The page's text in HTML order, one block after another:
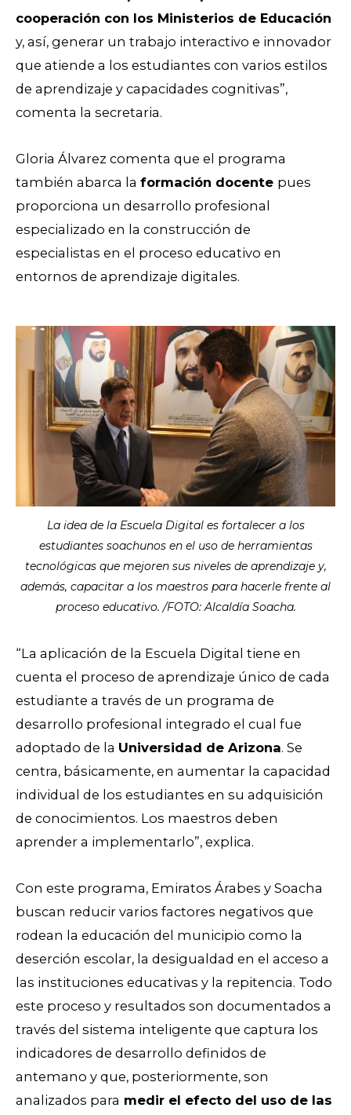
cooperación con los Ministerios de Educación
y, así, generar un trabajo interactivo e innovador
que atiende a los estudiantes con varios estilos
de aprendizaje y capacidades cognitivas”,
comenta la secretaria.
Gloria Álvarez comenta que el programa
también abarca la formación docente pues
proporciona un desarrollo profesional
especializado en la construcción de
especialistas en el proceso educativo en
entornos de aprendizaje digitales.
La idea de la Escuela Digital es fortalecer a los
estudiantes soachunos en el uso de herramientas
tecnológicas que mejoren sus niveles de aprendizaje y,
además, capacitar a los maestros para hacerle frente al
proceso educativo. /FOTO: Alcaldía Soacha.
“La aplicación de la Escuela Digital tiene en
cuenta el proceso de aprendizaje único de cada
estudiante a través de un programa de
desarrollo profesional integrado el cual fue
adoptado de la Universidad de Arizona. Se
centra, básicamente, en aumentar la capacidad
individual de los estudiantes en su adquisición
de conocimientos. Los maestros deben
aprender a implementarlo”, explica.
Con este programa, Emiratos Árabes y Soacha
buscan reducir varios factores negativos que
rodean la educación del municipio como la
deserción escolar, la desigualdad en el acceso a
las instituciones educativas y la repitencia. Todo
este proceso y resultados son documentados a
través del sistema inteligente que captura los
indicadores de desarrollo definidos de
antemano y que, posteriormente, son
analizados para medir el efecto del uso de las